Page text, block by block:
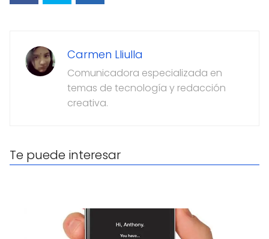
Carmen Lliulla
Comunicadora especializada en
temas de tecnología y redacción
creativa.
Te puede interesar